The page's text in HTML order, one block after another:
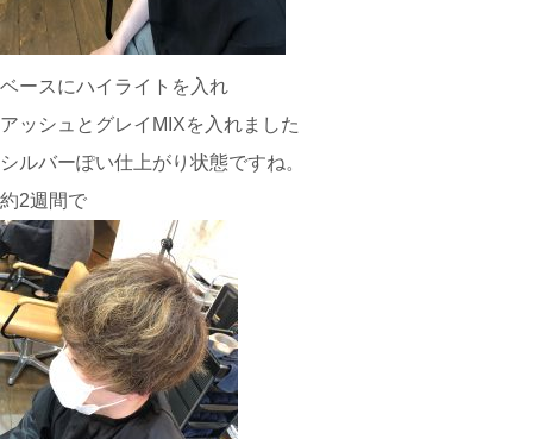
ベースにハイライトを入れ
アッシュとグレイMIXを入れました
シルバーぽい仕上がり状態ですね。
約2週間で